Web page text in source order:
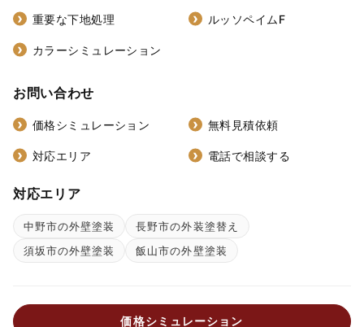
重要な下地処理 ルッソペイムF
カラーシミュレーション
お問い合わせ
価格シミュレーション 無料見積依頼
対応エリア 電話で相談する
対応エリア
中野市の外壁塗装
長野市の外装塗替え
須坂市の外壁塗装
飯山市の外壁塗装
価格シミュレーション